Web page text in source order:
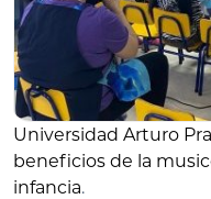
Universidad Arturo
beneficios de la
infancia.